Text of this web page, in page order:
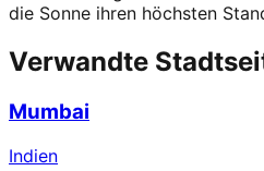
die Sonne ihren höchsten
Verwandte
Mumbai
Indien